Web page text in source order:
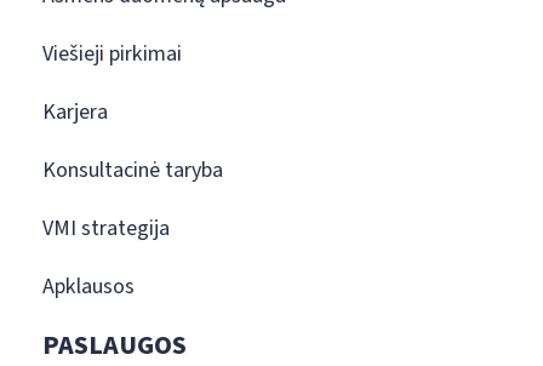
Viešieji pirkimai
Karjera
Konsultacinė taryba
VMI strategija
Apklausos
PASLAUGOS